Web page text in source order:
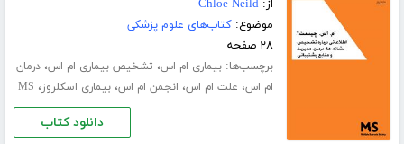
از:Chloe Neild
موضوع:کتاب‌های علوم پزشکی
۲۸ صفحه
برچسب‌ها:بیماری ام اس، تشخیص بیماری ام اس،درمان
ام اس، علت ام اس، انجمن ام اس،بیماری اسکلروز، MS
دانلود کتاب